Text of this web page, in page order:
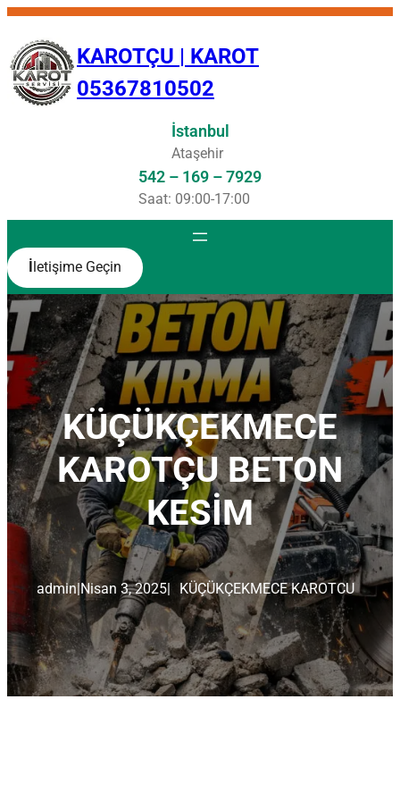
İçeriğe
KAROTÇU | KAROT
05367810502
İstanbul
Ataşehir
542 – 169 – 7929
Saat: 09:00-17:00
letişime Geçin
KÜÇÜKÇEKMECE
KAROTÇU BETON
KESİM
admin Nisan 3, 2025 KÜÇÜKÇEKMECE KAROTCU